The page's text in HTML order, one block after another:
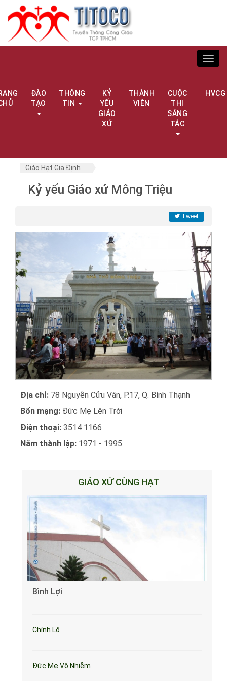
ĐÀO
TẠO
THÔNG
TIN
KỶ
YẾU
GIÁO
XỨ
THÀNH
VIÊN
CUỘC
THI
SÁNG
TÁC
HVCG
Giáo Hạt Gia Định
Kỷ yếu Giáo xứ Mông Triệu
Tweet
Địa chỉ: 78 Nguyễn Cửu Vân, P.17, Q. Bình Thạnh
Bổn mạng: Đức Mẹ Lên Trời
Điện thoại: 3514 1166
Năm thành lập: 1971 - 1995
GIÁO XỨ CÙNG HẠT
Bình Lợi
Chính Lộ
Đức Mẹ Vô Nhiễm